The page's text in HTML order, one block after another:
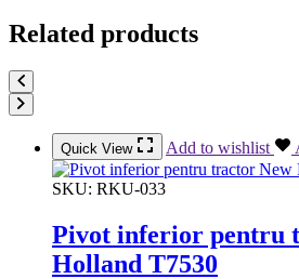
Related products
Quick View Add to wishlist
SKU: RKU-033
Pivot inferior pentru
Holland T7530